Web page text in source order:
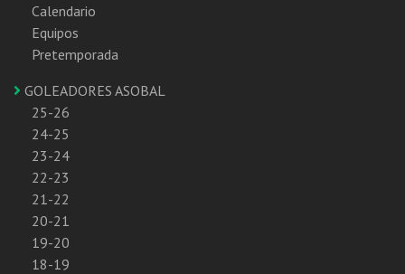
Calendario
Equipos
Pretemporada
GOLEADORES ASOBAL
25-26
24-25
23-24
22-23
21-22
20-21
19-20
18-19